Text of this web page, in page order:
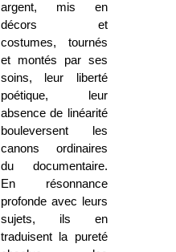
argent, mis en
décors et
costumes, tournés
et montés par ses
soins, leur liberté
poétique, leur
absence de linéarité
bouleversent les
canons ordinaires
du documentaire.
En résonnance
profonde avec leurs
sujets, ils en
traduisent la pureté